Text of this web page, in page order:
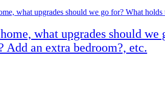
what upgrades should
Add an extra bedroom?, etc.